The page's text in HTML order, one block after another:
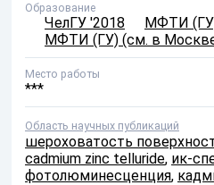
Образование
ЧелГУ '2018
МФТИ
МФТИ (ГУ) (см. в
Место работы
***
Область научных публикаций
шероховатость
cadmium zinc telluride, ик-
фотолюминесценция,